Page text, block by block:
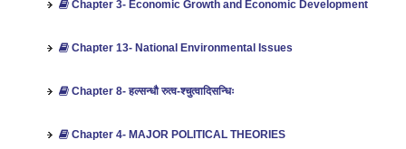
Chapter 3- Economic Growth and Economic Development
Chapter 13- National Environmental Issues
Chapter 8- हल्सन्धौ रुत्व-श्चुत्वादिसन्धिः
Chapter 4- MAJOR POLITICAL THEORIES